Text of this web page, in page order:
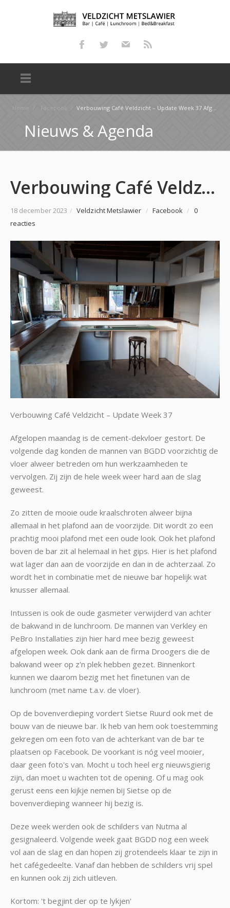
Home Facebook Verbouwing Café Veldzicht – Update Week 37 Afgelopen maandag is de cement-dekvloer gestort. De volg…
Nieuws & Agenda
Verbouwing Café Veldzicht – Update Week 37 Afgelopen maandag is de cement-dekvloer gestort. De volg…
18 december 2023 / Veldzicht Metslawier / Facebook / 0
reacties
Verbouwing Café Veldzicht – Update Week 37
Afgelopen maandag is de cement-dekvloer gestort. De
volgende dag konden de mannen van BGDD voorzichtig de
vloer alweer betreden om hun werkzaamheden te
vervolgen. Zij zijn de hele week weer hard aan de slag
geweest.
Zo zitten de mooie oude kraalschroten alweer bijna
allemaal in het plafond aan de voorzijde. Dit wordt zo een
prachtig mooi plafond met een oude look. Ook het plafond
boven de bar zit al helemaal in het gips. Hier is het plafond
wat lager dan aan de voorzijde en dan in de achterzaal. Zo
wordt het in combinatie met de nieuwe bar hopelijk wat
knusser allemaal.
Intussen is ook de oude gasmeter verwijderd van achter
de bakwand in de lunchroom. De mannen van Verkley en
PeBro Installaties zijn hier hard mee bezig geweest
afgelopen week. Ook dank aan de firma Droogers die de
bakwand weer op z'n plek hebben gezet. Binnenkort
kunnen we daarom bezig met het finetunen van de
lunchroom (met name t.a.v. de vloer).
Op de bovenverdieping vordert Sietse Ruurd ook met de
bouw van de nieuwe bar. Ik heb van hem ook toestemming
gekregen om een foto van de achterkant van de bar te
plaatsen op Facebook. De voorkant is nóg veel mooier,
daar geen foto's van. Mocht u toch heel erg nieuwsgierig
zijn, dan moet u wachten tot de opening. Of u mag ook
gerust eens een kijkje nemen bij Sietse op de
bovenverdieping wanneer hij bezig is.
Deze week werden ook de schilders van Nutma al
gesignaleerd. Volgende week gaat BGDD nog een week
vol aan de slag en dan hopen zij grotendeels klaar te zijn in
het cafégedeelte. Vanaf dan hebben de schilders vrij spel
en kunnen ook zij zich uitleven.
Kortom: 't begjint der op te lykjen'